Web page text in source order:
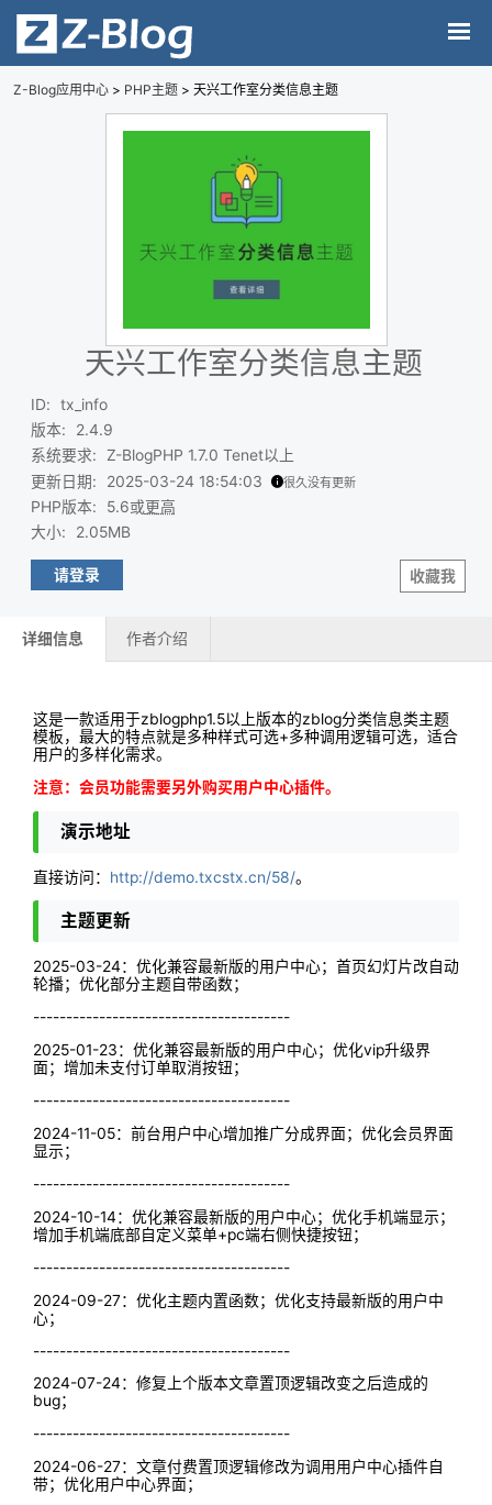
Z-Blog应用中心 > PHP主题 > 天兴工作室分类信息主题
天兴工作室分类信息主题
ID:
tx_info
版本:
2.4.9
系统要求:
Z-BlogPHP 1.7.0 Tenet以上
更新日期: 2025-03-24 18:54:03 很久没有更新
PHP版本: 5.6或更高
大小: 2.05MB
收藏我
请登录
详细信息 作者介绍
这是一款适用于zblogphp1.5以上版本的zblog分类信息类主题
模板，最大的特点就是多种样式可选+多种调用逻辑可选，适合
用户的多样化需求。
注意：会员功能需要另外购买用户中心插件。
演示地址
直接访问： http://demo.txcstx.cn/58/。
主题更新
2025-03-24：优化兼容最新版的用户中心；首页幻灯片改自动
轮播；优化部分主题自带函数；
---------------------------------------
2025-01-23：优化兼容最新版的用户中心；优化vip升级界
面；增加未支付订单取消按钮；
---------------------------------------
2024-11-05：前台用户中心增加推广分成界面；优化会员界面
显示；
---------------------------------------
2024-10-14：优化兼容最新版的用户中心；优化手机端显示；
增加手机端底部自定义菜单+pc端右侧快捷按钮；
---------------------------------------
2024-09-27：优化主题内置函数；优化支持最新版的用户中
心；
---------------------------------------
2024-07-24：修复上个版本文章置顶逻辑改变之后造成的
bug；
---------------------------------------
2024-06-27：文章付费置顶逻辑修改为调用用户中心插件自
带；优化用户中心界面；